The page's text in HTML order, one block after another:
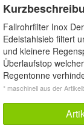
Fallrohrfilter Inox
Edelstahlsieb filtert
und kleinere
Überlaufstop
Regentonne
* maschinell aus der